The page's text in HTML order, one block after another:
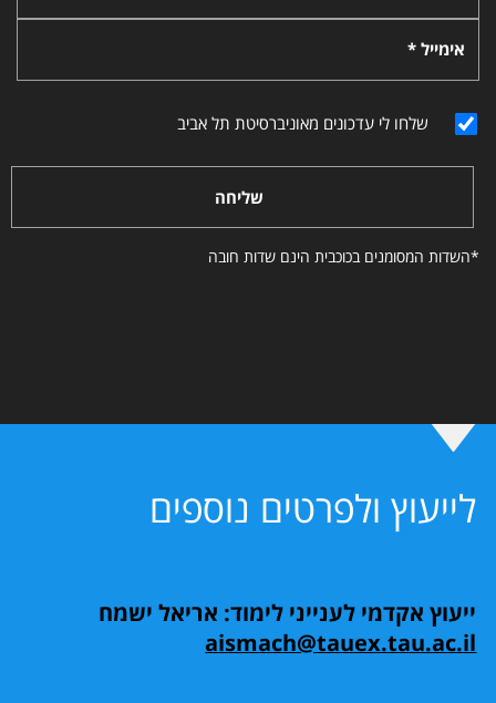
אימייל *
שלחו לי עדכונים מאוניברסיטת תל אביב
שליחה
*השדות המסומנים בכוכבית הינם שדות חובה
לייעוץ ולפרטים נוספים
ייעוץ אקדמי לענייני לימוד: אריאל ישמח
aismach@tauex.tau.ac.il